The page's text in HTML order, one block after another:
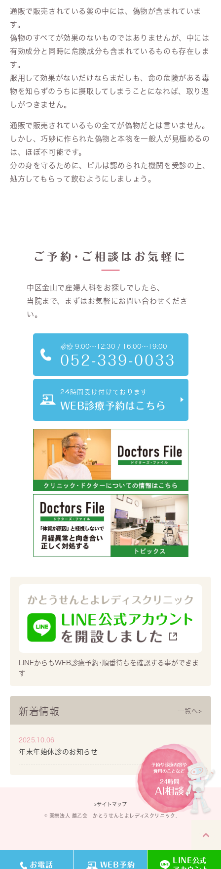
LINEからもWEB診療予約･順番待ちを確認する事ができま
す
新着情報 一覧へ>
2025.10.06
年末年始休診のお知らせ
通販で販売されている薬の中には、偽物が含まれていま
す。
偽物のすべてが効果のないものではありませんが、中には
有効成分と同時に危険成分も含まれているものも存在しま
す。
服用して効果がないだけならまだしも、命の危険がある毒
物を知らずのうちに摂取してしまうことになれば、取り返
しがつきません。
通販で販売されているもの全てが偽物だとは言いません。
しかし、巧妙に作られた偽物と本物を一般人が見極めるの
は、ほぼ不可能です。
分の身を守るために、ピルは認められた機関を受診の上、
処方してもらって飲むようにしましょう。
ご予約･ご相談はお気軽に
中区金山で産婦人科をお探しでしたら、
当院まで、まずはお気軽にお問い合わせくださ
い。
診療9:00～12:30 / 16:00～19:00
052-339-0033
24時間受け付けております
WEB診療予約はこちら
>サイトマップ
© 医療法人 薦乙会 かとうせんとよレディスクリニック.
お電話 WEB予約
LINE公式